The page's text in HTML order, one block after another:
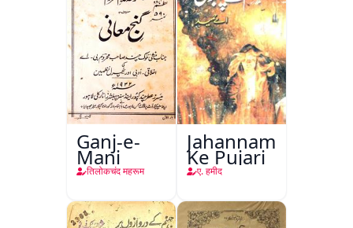
Ganj-e-
Mani
तिलोकचंद महरूम
Jahannam
Ke Pujari
ए. हमीद